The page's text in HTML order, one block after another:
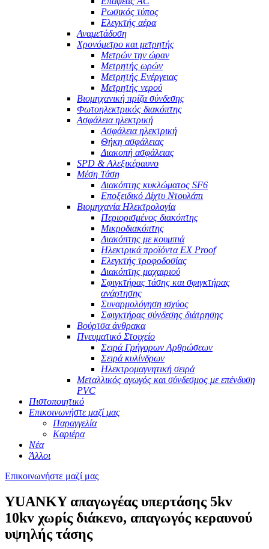
Ρωσικός τύπος
Ελεγκτής αέρα
Αναμετάδοση
Χρονόμετρο και μετρητής
Μετρών την ώραν
Μετρητής ωρών
Μετρητής Ενέργειας
Μετρητής νερού
Βιομηχανική πρίζα σύνδεσης
Φωτοηλεκτρικός διακόπτης
Ασφάλεια ηλεκτρική
Ασφάλεια ηλεκτρική
Θήκη ασφάλειας
Διακοπή ασφάλειας
SPD & Αλεξικέραυνο
Μέση Τάση
Διακόπτης κυκλώματος SF6
Εποξειδικό Δίχτυ Ντουλάπι
Βιομηχανία Ηλεκτρολογία
Περιορισμένος διακόπτης
Μικροδιακόπτης
Διακόπτης με κουμπιά
Ηλεκτρικά προϊόντα EX Proof
Ελεγκτής τροφοδοσίας
Διακόπτης μαχαιριού
Σφιγκτήρας τάσης και σφιγκτήρας
ανάρτησης
Συναρμολόγηση ισχύος
Σφιγκτήρας σύνδεσης διάτρησης
Βούρτσα άνθρακα
Πνευματικό Στοιχείο
Σειρά Γρήγορων Αρθρώσεων
Σειρά κυλίνδρων
Ηλεκτρομαγνητική σειρά
Μεταλλικός αγωγός και σύνδεσμος με επένδυση
PVC
Πιστοποιητικό
Επικοινωνήστε μαζί μας
Παραγγελία
Καριέρα
Νέα
Άλλοι
Επικοινωνήστε μαζί μας
YUANKY απαγωγέας υπερτάσης 5kv
10kv χωρίς διάκενο, απαγωγός κεραυνού
υψηλής τάσης